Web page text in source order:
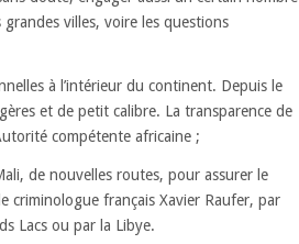
villes, voire les questions
à l’intérieur du continent. Depuis le
et de petit calibre. La transparence de
compétente africaine ;
de nouvelles routes, pour assurer le
criminologue français Xavier Raufer, par
Lacs ou par la Libye.